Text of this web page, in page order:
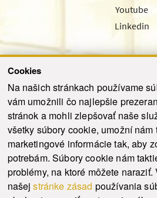
Cookies
Na našich stránkach používame
vám umožnili čo najlepšie
stránok a mohli zlepšovať naše
všetky súbory cookie, umožní
marketingové informácie tak, aby
potrebám. Súbory cookie nám
problémy, na ktoré môžete
našejstránke zásad používania
Youtube
Linkedin
Odoslať